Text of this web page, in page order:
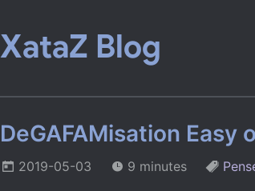
XataZ Blog
DeGAFAMisation Easy
2019-05-03 9 minutes